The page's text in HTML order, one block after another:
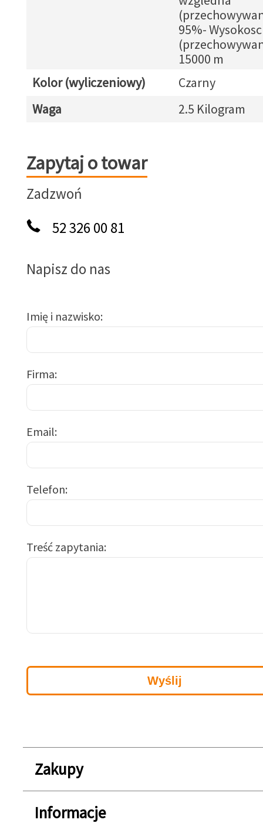
95%-
15000 m
Kolor (wyliczeniowy)
Czarny
Waga
2.5 Kilogram
Zapytaj o towar
Zapytaj o towar
Zadzwoń
52 326 00 81
Napisz do nas
Imię i nazwisko
Firma
Email
Telefon
Treść zapytania
Zakupy
Informacje